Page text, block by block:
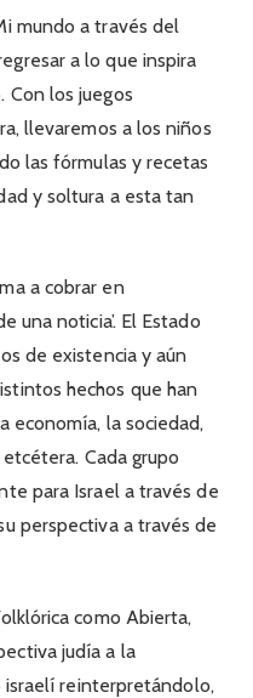
mundo a través del
a lo que inspira
Con los juegos
llevaremos a los niños
las fórmulas y recetas
y soltura a esta tan
a cobrar en
una noticia’. El Estado
de existencia y aún
hechos que han
economía, la sociedad,
Cada grupo
para Israel a través de
perspectiva a través de
como Abierta,
judía a la
israelí reinterpretándolo,